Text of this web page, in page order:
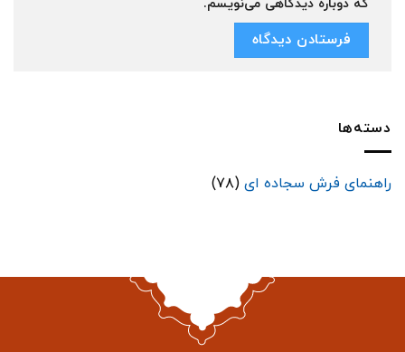
که دوباره دیدگاهی می‌نویسم.
دسته‌ها
راهنمای فرش سجاده ای (۷۸)